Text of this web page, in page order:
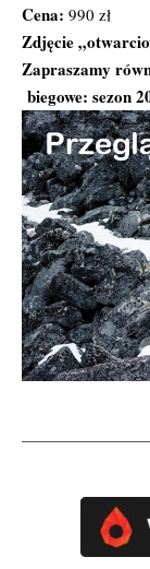
Cena: 990 zł
Zdjęcie
Zapraszamy
biegowe: sezon